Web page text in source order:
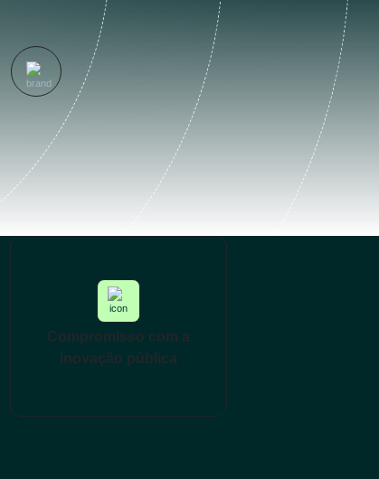
Compromisso com a
inovação pública